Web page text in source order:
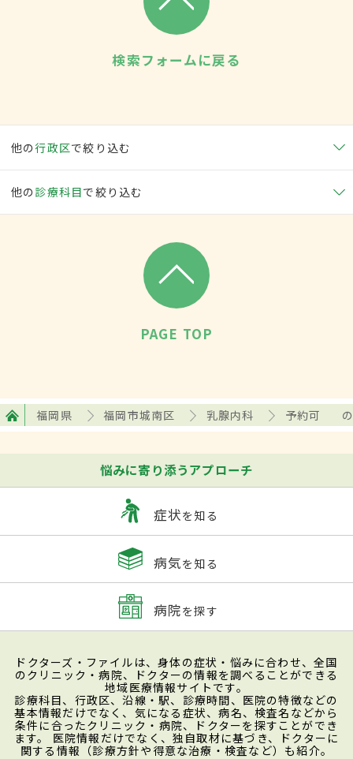
検索フォームに戻る
他の行政区で絞り込む
他の 診療科目で絞り込む
PAGE TOP
福岡県 福岡市城南区 乳腺内科 予約可
悩みに寄り添うアプローチ
症状を知る
病気を知る
病院を探す
ドクターズ・ファイルは、身体の症状・悩みに合わせ、全国
のクリニック・病院、ドクターの情報を調べることができる
地域医療情報サイトです。
診療科目、行政区、沿線・駅、診療時間、医院の特徴などの
基本情報だけでなく、気になる症状、病名、検査名などから
条件に合ったクリニック・病院、ドクターを探すことができ
ます。 医院情報だけでなく、独自取材に基づき、ドクターに
関する情報（診療方針や得意な治療・検査など）も紹介。